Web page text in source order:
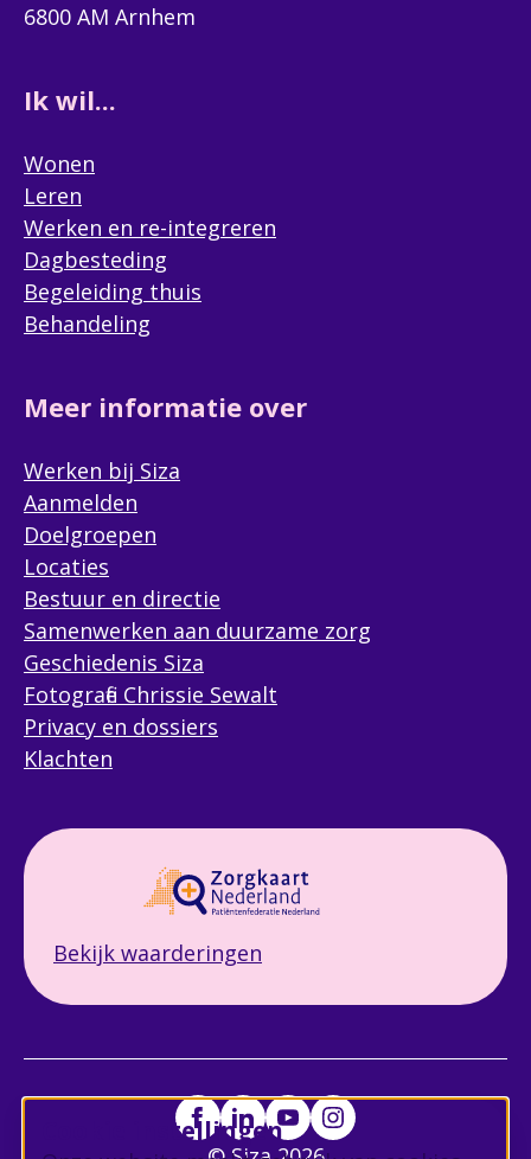
Cookie instellingen
6800 AM Arnhem
Ik wil...
Wonen
Leren
Werken en re-integreren
Dagbesteding
Begeleiding thuis
Behandeling
Meer informatie over
Werken bij Siza
Aanmelden
Doelgroepen
Locaties
Bestuur en directie
Samenwerken aan duurzame zorg
Geschiedenis Siza
Fotografie Chrissie Sewalt
Privacy en dossiers
Klachten
Bekijk waarderingen